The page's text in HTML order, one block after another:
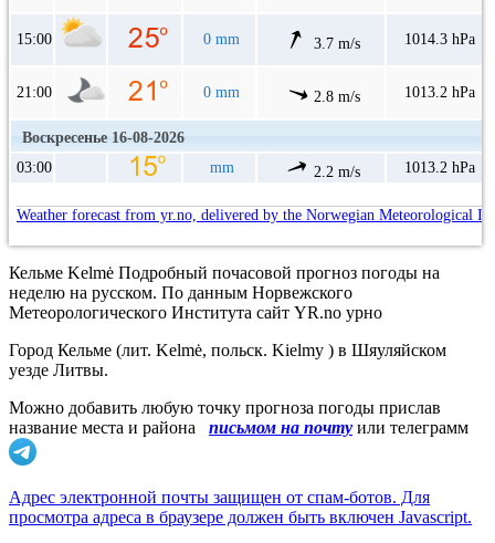
15:00 0 mm 3.7 m/s 1014.3 hPa
21:00 0 mm 2.8 m/s 1013.2 hPa
Воскресенье 16-08-2026
03:00
mm 2.2 m/s 1013.2 hPa
Weather forecast from yr.no, delivered by the Norwegian Meteorological
Кельме Kelmė Подробный почасовой прогноз погоды на
неделю на русском. По данным Норвежского
Метеорологического Института сайт YR.no урно
Город Кельме (лит. Kelmė, польск. Kielmy ) в Шяуляйском
уезде Литвы.
Можно добавить любую точку прогноза погоды прислав
название места и района
письмом на почту или телеграмм
Адрес электронной почты защищен от спам-ботов. Для
просмотра адреса в браузере должен быть включен Javascript.